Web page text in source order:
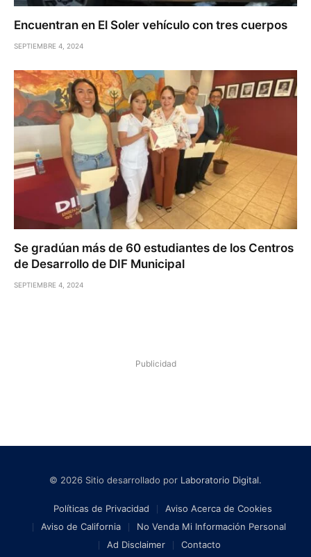
Encuentran en El Soler vehículo con tres cuerpos
SEPTIEMBRE 4, 2024
Se gradúan más de 60 estudiantes de los Centros
de Desarrollo de DIF Municipal
SEPTIEMBRE 4, 2024
Publicidad
© 2026 Sitio desarrollado por Laboratorio Digital.
Políticas de Privacidad
Aviso Acerca de Cookies
Aviso de California
No Venda Mi Información Personal
Ad Disclaimer
Contacto